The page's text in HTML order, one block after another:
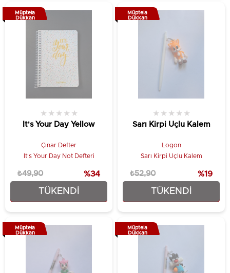
TÜKENDI
It's Your Day Yellow
★ ★ ★ ★ ★
Çınar Defter
It's Your Day Not Defteri
₺32,90
₺49,90 %34
Müptela
Dükkan
TÜKENDI
Sarı Kirpi Uçlu Kalem
★ ★ ★ ★ ★
Logon
Sarı Kirpi Uçlu Kalem
₺42,90
₺52,90 %19
Müptela
Dükkan
Müptela
Dükkan
Müptela
Dükkan